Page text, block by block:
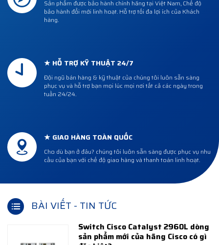
Sản phẩm được bảo hành chính hãng tại Việt Nam, Chế độ
bảo hành đổi mới linh hoạt. Hỗ trợ tối đa lợi ích của Khách
hàng.
★ HỖ TRỢ KỸ THUẬT 24/7
Đội ngũ bán hàng & kỹ thuật của chúng tôi luôn sẵn sàng
phục vụ và hỗ trợ bạn mọi lúc mọi nơi tất cả các ngày trong
tuần 24/24.
★ GIAO HÀNG TOÀN QUỐC
Cho dù bạn ở đâu? chúng tôi luôn sẵn sàng được phục vụ nhu
cầu của bạn với chế độ giao hàng và thanh toán linh hoạt.
BÀI VIẾT - TIN TỨC
Switch Cisco Catalyst 2960L dòng
sản phẩm mới của hãng Cisco có gì